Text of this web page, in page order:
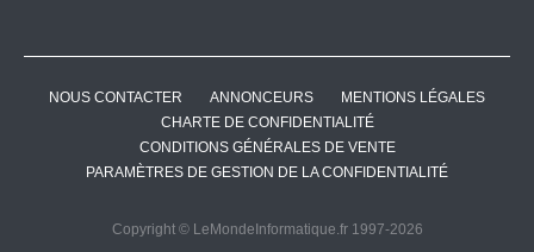
NOUS CONTACTER ANNONCEURS
MENTIONS LÉGALES
CHARTE DE CONFIDENTIALITÉ
CONDITIONS GÉNÉRALES DE VENTE
PARAMÈTRES DE GESTION DE LA CONFIDENTIALITÉ
Copyright © LeMondeInformatique.fr 1997-2026